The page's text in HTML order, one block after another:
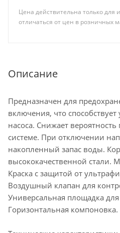
Цена действительна только для
отличаться от цен в розничных
Описание
Предназначен для
включения, что
насоса. Снижает
системе. При отключении
накопленный запас воды.
высококачественной стали.
Краска с защитой от
Воздушный клапан для
Универсальная площадка
Горизонтальная компоновка.